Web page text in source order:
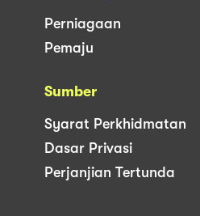
Perniagaan
Pemaju
Sumber
Syarat Perkhidmatan
Dasar Privasi
Perjanjian Tertunda